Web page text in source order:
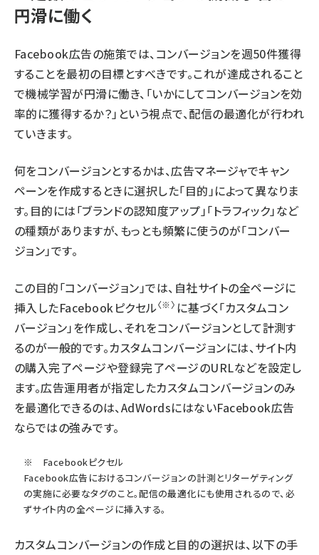
円滑に働く
Facebook広告の施策では、コンバージョンを週50件獲得
することを最初の目標とすべきです。これが達成されること
で機械学習が円滑に働き、「いかにしてコンバージョンを効
率的に獲得するか？」という視点で、配信の最適化が行われ
ていきます。
何をコンバージョンとするかは、広告マネージャでキャン
ペーンを作成するときに選択した「目的」によって異なりま
す。目的には「ブランドの認知度アップ」「トラフィック」など
の種類がありますが、もっとも頻繁に使うのが「コンバー
ジョン」です。
この目的「コンバージョン」では、自社サイトの全ページに
挿入したFacebookピクセル〈※〉 に基づく「カスタムコン
バージョン」を作成し、それをコンバージョンとして計測す
るのが一般的です。カスタムコンバージョンには、サイト内
の購入完了ページや登録完了ページのURLなどを設定し
ます。広告運用者が指定したカスタムコンバージョンのみ
を最適化できるのは、AdWordsにはないFacebook広告
ならではの強みです。
※ Facebookピクセル
Facebook広告におけるコンバージョンの計測とリターゲティング
の実施に必要なタグのこと。配信の最適化にも使用されるので、必
ずサイト内の全ページに挿入する。
カスタムコンバージョンの作成と目的の選択は、以下の手